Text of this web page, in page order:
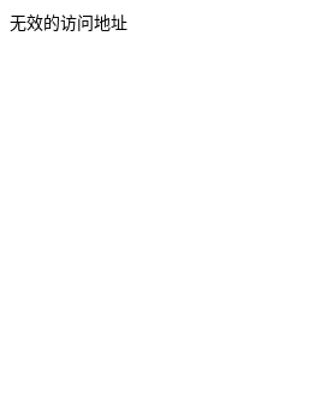
无效的访问地址